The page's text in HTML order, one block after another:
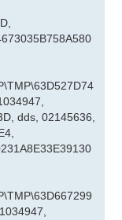
dds, 02145636,